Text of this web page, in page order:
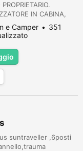
IN CABINA,
TENDALINO,
E ACQUA
PNEUMATICI
LETTO 6 PREZZO
ore pasti
e Camper
351
suntraveller ,6posti